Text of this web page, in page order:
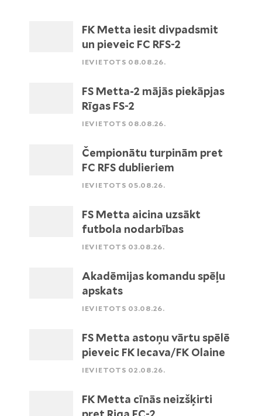
FK Metta iesit divpadsmit
un pieveic FC RFS-2
IEVIETOTS 08.08.26.
FS Metta-2 mājās piekāpjas
Rīgas FS-2
IEVIETOTS 08.08.26.
Čempionātu turpinām pret
FC RFS dublieriem
IEVIETOTS 05.08.26.
FS Metta aicina uzsākt
futbola nodarbības
IEVIETOTS 03.08.26.
Akadēmijas komandu spēļu
apskats
IEVIETOTS 03.08.26.
FS Metta astoņu vārtu spēlē
pieveic FK Iecava/FK Olaine
IEVIETOTS 02.08.26.
FK Metta cīnās neizšķirti